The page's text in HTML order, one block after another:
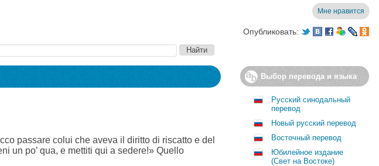
Мне нравится
Опубликовать:
passare colui che aveva il diritto di riscatto e del
un po’ qua, e mettiti qui a sedere!» Quello
Выбор перевода и языка
Русский синодальный
перевод
Новый русский перевод
Восточный перевод
Юбилейное издание
(Свет на Востоке)